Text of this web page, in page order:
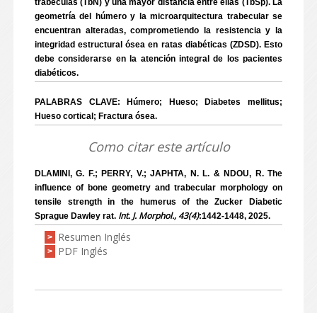
trabéculas (TbN) y una mayor distancia entre ellas (TbSp). La
geometría del húmero y la microarquitectura trabecular se
encuentran alteradas, comprometiendo la resistencia y la
integridad estructural ósea en ratas diabéticas (ZDSD). Esto
debe considerarse en la atención integral de los pacientes
diabéticos.
PALABRAS CLAVE: Húmero; Hueso; Diabetes mellitus;
Hueso cortical; Fractura ósea.
Como citar este artículo
DLAMINI, G. F.; PERRY, V.; JAPHTA, N. L. & NDOU, R. The
influence of bone geometry and trabecular morphology on
tensile strength in the humerus of the Zucker Diabetic
Sprague Dawley rat. Int. J. Morphol., 43(4):1442-1448, 2025.
> Resumen Inglés
> PDF Inglés